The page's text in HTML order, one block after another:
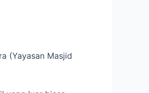
(Yayasan Masjid